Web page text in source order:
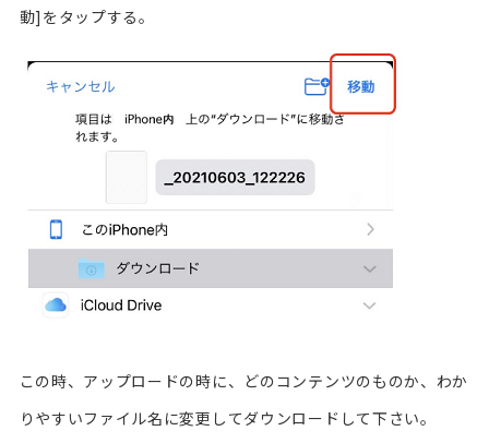
動]をタップする。
この時、アップロードの時に、どのコンテンツのものか、わか
りやすいファイル名に変更してダウンロードして下さい。